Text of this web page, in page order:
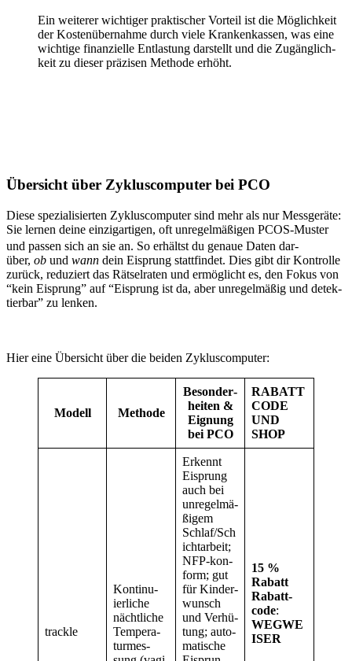
Ein wei­te­rer wich­ti­ger prak­ti­scher Vor­teil ist die Mög­lich­keit
der Kos­ten­über­nah­me durch vie­le Kran­ken­kas­sen, was eine
wich­ti­ge finan­zi­el­le Ent­las­tung dar­stellt und die Zugäng­lich­
keit zu die­ser prä­zi­sen Metho­de erhöht.
Über­sicht über Zyklus­com­pu­ter bei PCO
Die­se spe­zia­li­sier­ten Zyklus­com­pu­ter sind mehr als nur Mess­ge­rä­te:
Sie ler­nen dei­ne ein­zig­ar­ti­gen, oft unre­gel­mä­ßi­gen PCOS-Mus­ter
und pas­sen sich an sie an. So erhältst du genaue Daten dar­
über, ob und wann dein Eisprung statt­fin­det. Dies gibt dir Kon­trol­le
zurück, redu­ziert das Rät­sel­ra­ten und ermög­licht es, den Fokus von
“kein Eisprung” auf “Eisprung ist da, aber unre­gel­mä­ßig und detek­
tier­bar” zu len­ken.
Hier eine Über­sicht über die bei­den Zyklus­com­pu­ter:
Modell Metho­de
Beson­der­
hei­ten &
Eig­nung
bei PCO
RABATT
CODE
UND
SHOP
track­le
Kon­ti­nu­
ier­li­che
nächt­li­che
Tem­pe­ra­
tur­mes­
Erkennt
Eisprung
auch bei
unre­gel­mä­
ßi­gem
Schlaf/Sch
ichtarbeit;
NFP-kon­
form; gut
für Kin­der­
wunsch
und Ver­hü­
tung; auto­
ma­ti­sche
15 %
Rabatt
Rabatt­
code:
WEGWE
ISER